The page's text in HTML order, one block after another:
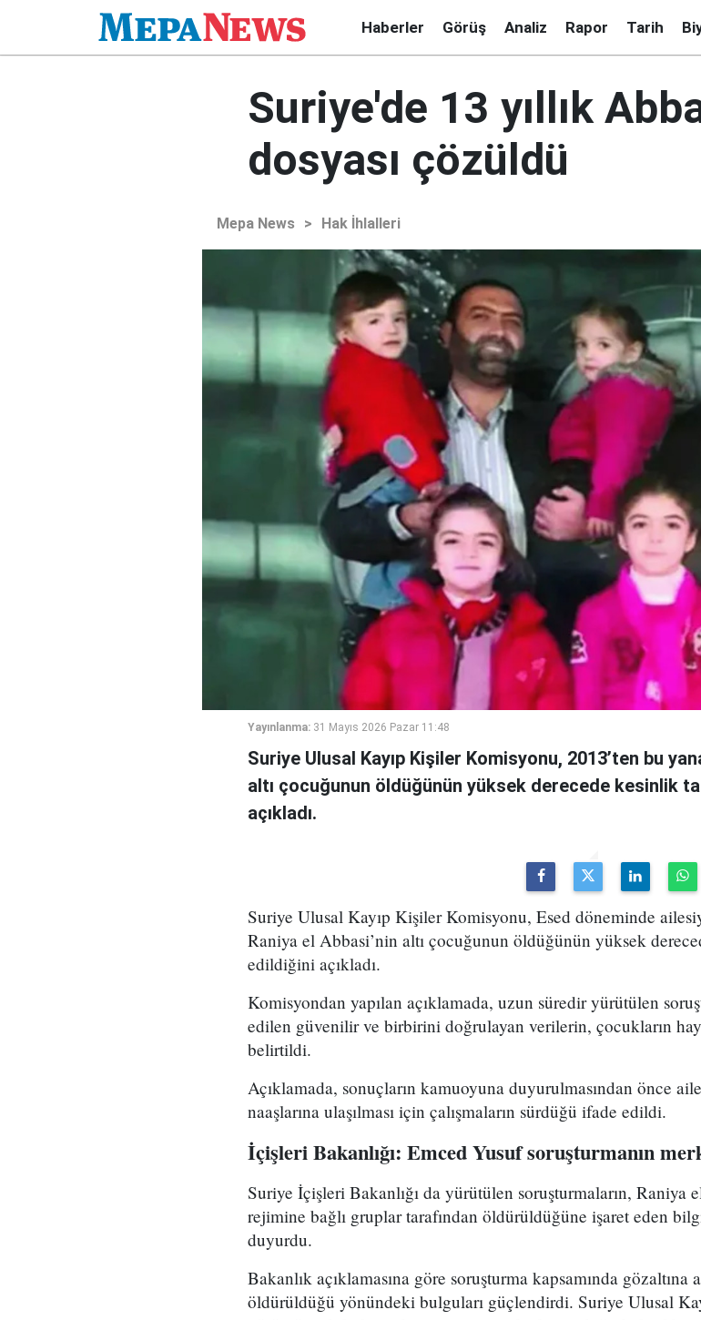
Haberler Görüş Analiz Rapor Tarih
Suriye'de 13 yıllık
dosyası çözüldü
Mepa News > Hak İhlalleri
Yayınlanma: 31 Mayıs 2026 Pazar 11:48
Suriye Ulusal Kayıp Kişiler Komisyonu, 2013’ten bu
altı çocuğunun öldüğünün yüksek derecede kesinlik
açıkladı.
Suriye Ulusal Kayıp Kişiler Komisyonu, Esed döneminde
Raniya el Abbasi’nin altı çocuğunun öldüğünün yüksek
edildiğini açıkladı.
Komisyondan yapılan açıklamada, uzun süredir yürütülen
edilen güvenilir ve birbirini doğrulayan verilerin, çocukların
belirtildi.
Açıklamada, sonuçların kamuoyuna duyurulmasından önce
naaşlarına ulaşılması için çalışmaların sürdüğü ifade edildi.
İçişleri Bakanlığı: Emced Yusuf soruşturmanın
Suriye İçişleri Bakanlığı da yürütülen soruşturmaların, Raniya
rejimine bağlı gruplar tarafından öldürüldüğüne işaret eden
duyurdu.
Bakanlık açıklamasına göre soruşturma kapsamında
öldürüldüğü yönündeki bulguları güçlendirdi. Suriye Ulusal